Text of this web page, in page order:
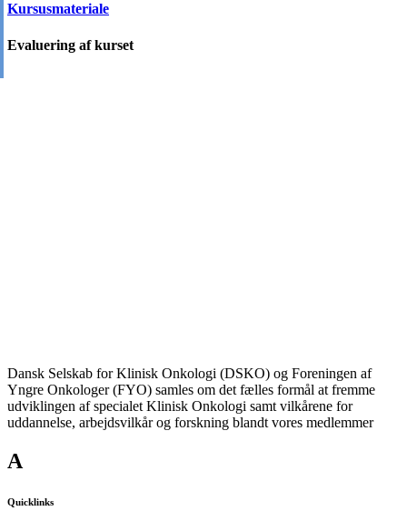
Kursusmateriale
Evaluering af kurset
Dansk Selskab for Klinisk Onkologi (DSKO) og Foreningen af
Yngre Onkologer (FYO) samles om det fælles formål at fremme
udviklingen af specialet Klinisk Onkologi samt vilkårene for
uddannelse, arbejdsvilkår og forskning blandt vores medlemmer
A
Quicklinks